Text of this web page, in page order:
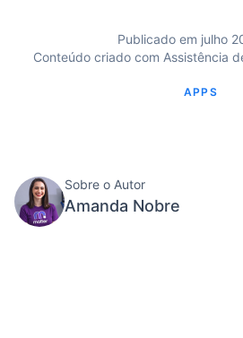
Publicado em julho
Conteúdo criado com Assistência
APPS
Sobre o Autor
Amanda Nobre